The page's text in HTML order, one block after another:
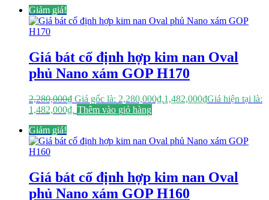
Giảm giá!
Giá bát cố định hợp kim nan Oval
phủ Nano xám GOP H170
2,280,000₫ Giá gốc là: 2,280,000₫.1,482,000₫Giá hiện tại là:
1,482,000₫. Thêm vào giỏ hàng
Giảm giá!
Giá bát cố định hợp kim nan Oval
phủ Nano xám GOP H160